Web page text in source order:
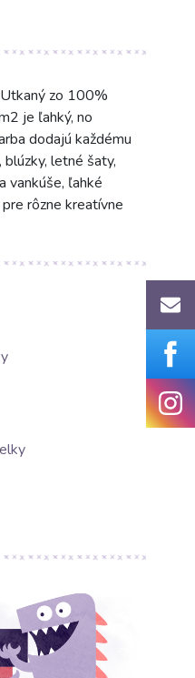
zo 100%
je ľahký, no
dodajú každému
letné šaty,
vankúše, ľahké
rôzne kreatívne